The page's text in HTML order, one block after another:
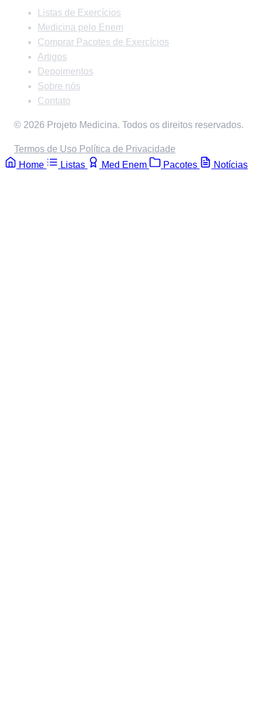
Listas de Exercícios
Medicina pelo Enem
Comprar Pacotes de Exercícios
Artigos
Depoimentos
Sobre nós
Contato
© 2026 Projeto Medicina. Todos os direitos reservados.
Termos de Uso Política de Privacidade
Home
Listas Med Enem Pacotes Notícias